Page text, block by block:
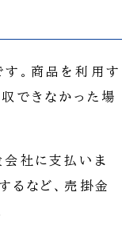
。商品を利用す
できなかった場
社に支払いま
るなど、売掛金